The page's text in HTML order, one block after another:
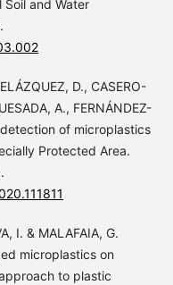
and Water
D., CASERO-
A., FERNÁNDEZ-
detection of microplastics
Protected Area.
I. & MALAFAIA, G.
microplastics on
to plastic